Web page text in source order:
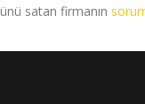
satan firmanın